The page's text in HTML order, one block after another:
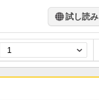
試し読み